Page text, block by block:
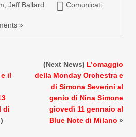
Jeff Ballard Comunicati
»
il
di
(Next News) L’omaggio
della Monday Orchestra e
di Simona Severini al
genio di Nina Simone
giovedì 11 gennaio al
Blue Note di Milano »